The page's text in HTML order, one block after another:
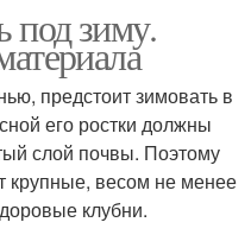
под зиму.
предстоит зимовать в
его ростки должны
слой почвы. Поэтому
крупные, весом не менее
клубни.